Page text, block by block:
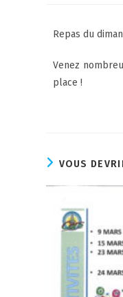
Repas du
Venez
place !
VOUS